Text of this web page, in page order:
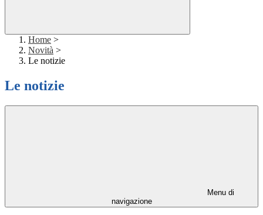
Home >
Novità >
Le notizie
Le notizie
Menu di
navigazione